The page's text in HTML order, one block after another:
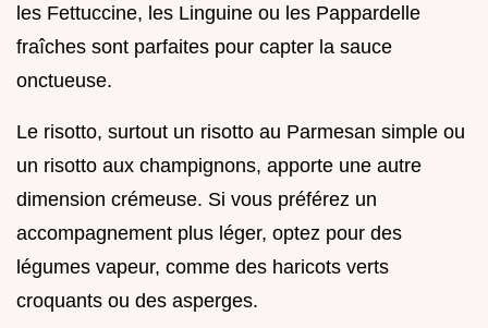
les Fettuccine, les Linguine ou les Pappardelle
fraîches sont parfaites pour capter la sauce
onctueuse.
Le risotto, surtout un risotto au Parmesan simple ou
un risotto aux champignons, apporte une autre
dimension crémeuse. Si vous préférez un
accompagnement plus léger, optez pour des
légumes vapeur, comme des haricots verts
croquants ou des asperges.